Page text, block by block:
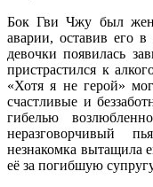
Бок Гви Чжу был
аварии, оставив его
девочки появилась
пристрастился к
«Хотя я не герой»
счастливые и
гибелью
неразговорчивый
незнакомка вытащила
её за погибшую